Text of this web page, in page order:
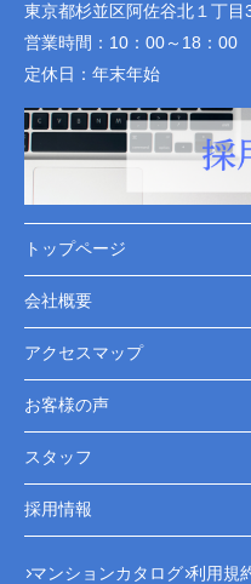
東京都杉並区阿佐谷北１丁目
営業時間： 10：00～18：00
定休日： 年末年始
トップページ
会社概要
アクセスマップ
お客様の声
スタッフ
採用情報
マンションカタログ 利用規